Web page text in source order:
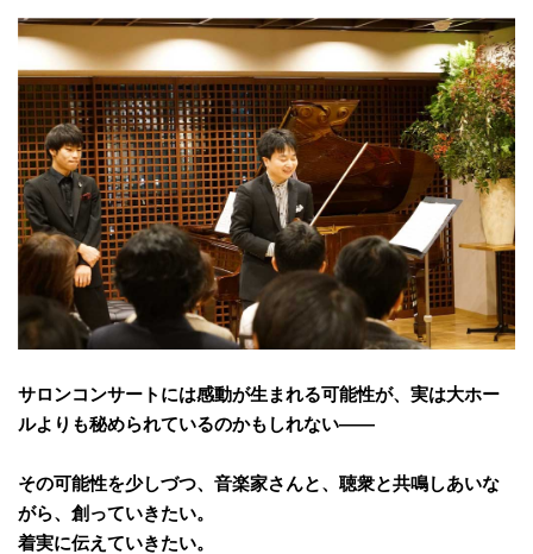
サロンコンサートには感動が生まれる可能性が、実は大ホー
ルよりも秘められているのかもしれない――
その可能性を少しづつ、音楽家さんと、聴衆と共鳴しあいな
がら、創っていきたい。
着実に伝えていきたい。